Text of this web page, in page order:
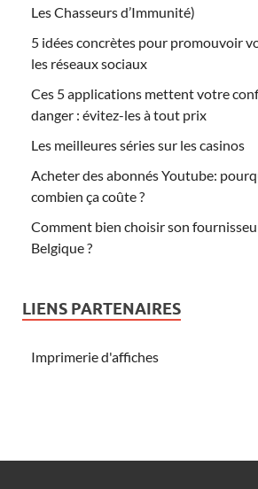
Les Chasseurs d’Immunité)
5 idées concrètes pour promouvoir
les réseaux sociaux
Ces 5 applications mettent votre
danger : évitez-les à tout prix
Les meilleures séries sur les casinos
Acheter des abonnés Youtube:
combien ça coûte ?
Comment bien choisir son
Belgique ?
LIENS PARTENAIRES
Imprimerie d'affiches